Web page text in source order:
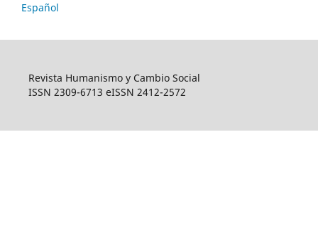
Español
Revista Humanismo y Cambio Social
ISSN 2309-6713 eISSN 2412-2572